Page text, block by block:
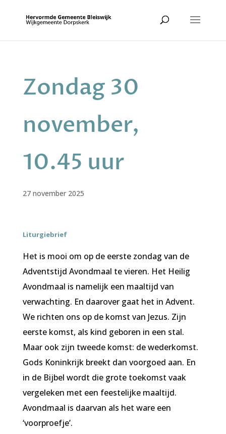
Zondag 30
november,
10.45 uur
27 november 2025
Liturgiebrief
Het is mooi om op de eerste zondag van de
Adventstijd Avondmaal te vieren. Het Heilig
Avondmaal is namelijk een maaltijd van
verwachting. En daarover gaat het in Advent.
We richten ons op de komst van Jezus. Zijn
eerste komst, als kind geboren in een stal.
Maar ook zijn tweede komst: de wederkomst.
Gods Koninkrijk breekt dan voorgoed aan. En
in de Bijbel wordt die grote toekomst vaak
vergeleken met een feestelijke maaltijd.
Avondmaal is daarvan als het ware een
‘voorproefje’.